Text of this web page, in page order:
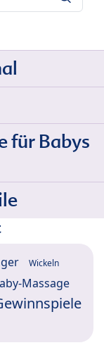
für Babys
Wickeln
Massage